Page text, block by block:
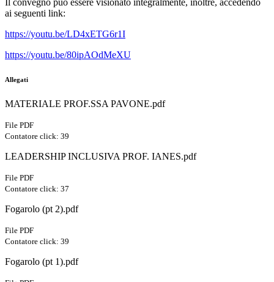
Il convegno può essere visionato integralmente, inoltre, accedendo
ai seguenti link:
https://youtu.be/LD4xETG6r1I
https://youtu.be/80ipAOdMeXU
Allegati
MATERIALE PROF.SSA PAVONE.pdf
File PDF
Contatore click: 39
LEADERSHIP INCLUSIVA PROF. IANES.pdf
File PDF
Contatore click: 37
Fogarolo (pt 2).pdf
File PDF
Contatore click: 39
Fogarolo (pt 1).pdf